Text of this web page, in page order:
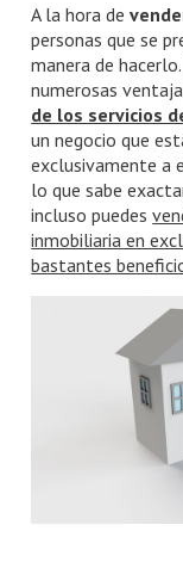
A la hora de
personas que se
manera de
numerosas
de los servicios
un negocio que
exclusivamente a
lo que sabe
incluso puedes
inmobiliaria en
bastantes